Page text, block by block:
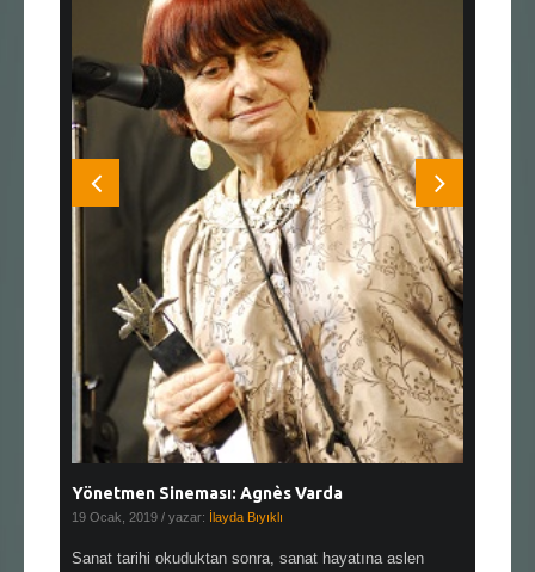
Yönetmen Sineması: Agnès Varda
19 Ocak, 2019 / yazar: İlayda Bıyıklı
Sanat tarihi okuduktan sonra, sanat hayatına aslen